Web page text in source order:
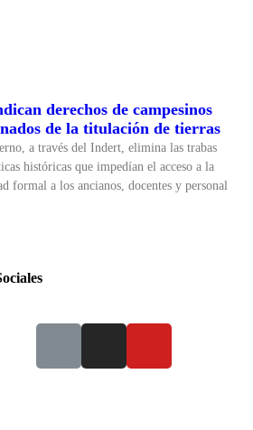
derechos de campesinos
de la titulación de tierras
a través del Indert, elimina las trabas
históricas que impedían el acceso a la
formal a los ancianos, docentes y personal